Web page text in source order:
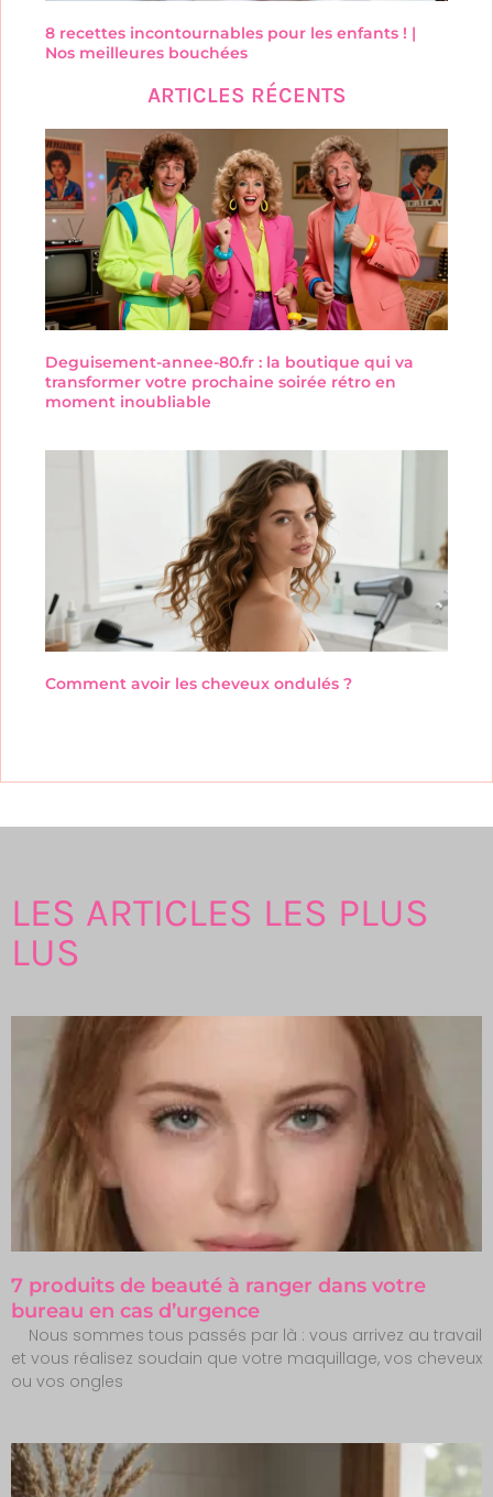
8 recettes incontournables pour les enfants ! |
Nos meilleures bouchées
ARTICLES RÉCENTS
Deguisement-annee-80.fr : la boutique qui va
transformer votre prochaine soirée rétro en
moment inoubliable
Comment avoir les cheveux ondulés ?
LES ARTICLES LES PLUS
LUS
7 produits de beauté à ranger dans votre
bureau en cas d’urgence
Nous sommes tous passés par là : vous arrivez au travail
et vous réalisez soudain que votre maquillage, vos cheveux
ou vos ongles